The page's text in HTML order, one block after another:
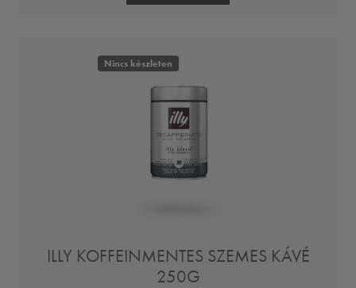
Nincs készleten
ILLY KOFFEINMENTES SZEMES KÁVÉ
250G